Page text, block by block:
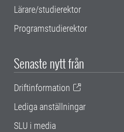
Lärare/studierektor
Programstudierektor
Senaste nytt från
Driftinformation
Lediga anställningar
SLU i media